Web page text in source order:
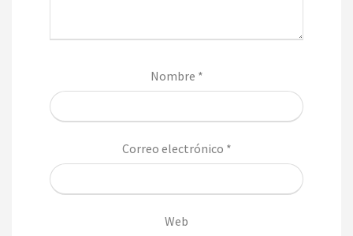
Nombre *
Correo electrónico *
Web